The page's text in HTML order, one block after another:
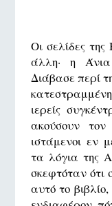
Oι σελίδες
άλλη· η
Διάβασε περί
ιερείς
ακούσουν
ιστάμενοι εν
τα λόγια της
σκεφτόταν ότι
αυτό το